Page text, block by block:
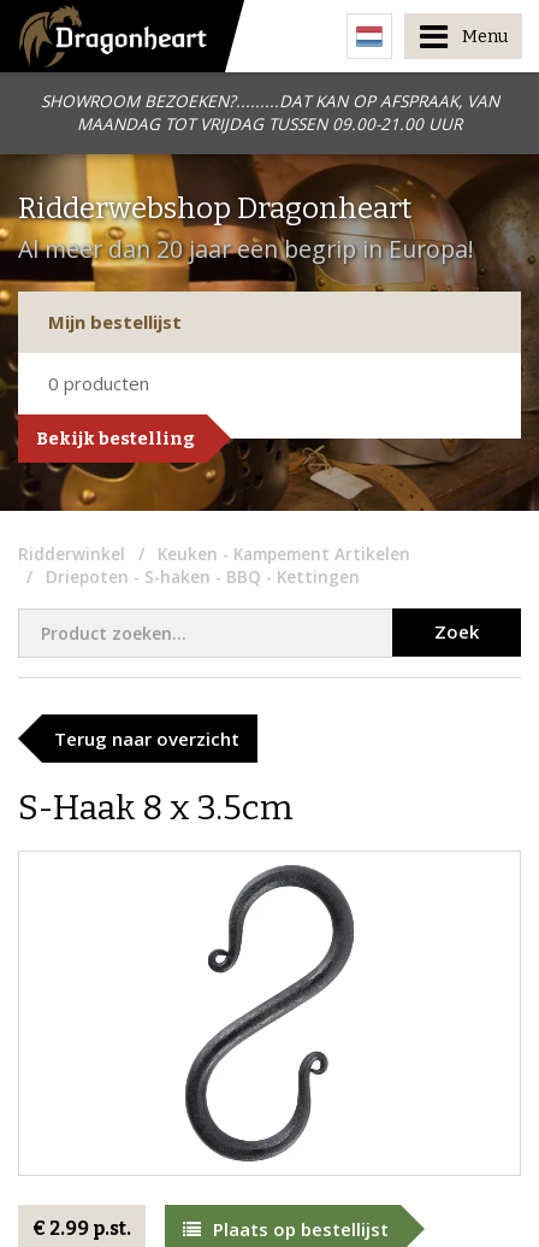
SHOWROOM BEZOEKEN?.........DAT KAN OP AFSPRAAK, VAN
MAANDAG TOT VRIJDAG TUSSEN 09.00-21.00 UUR
Menu
Ridderwebshop Dragonheart
Al meer dan 20 jaar een begrip in Europa!
Mijn bestellijst
0 producten
Bekijk bestelling
Ridderwinkel
Keuken - Kampement Artikelen
Driepoten - S-haken - BBQ - Kettingen
Zoek
Terug naar overzicht
S-Haak 8 x 3.5cm
€ 2.99 p.st. Plaats op bestellijst